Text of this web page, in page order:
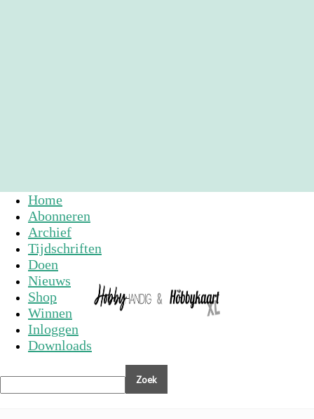
Home
Abonneren
Archief
Tijdschriften
Doen
Nieuws
Shop
Winnen
Inloggen
Downloads